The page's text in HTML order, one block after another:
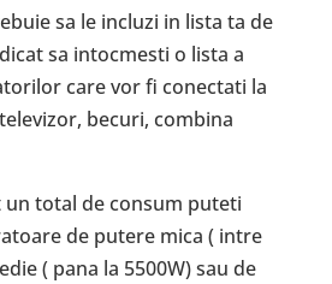
sa le incluzi in lista ta de
sa intocmesti o lista a
care vor fi conectati la
becuri, combina
un total de consum puteti
de putere mica ( intre
( pana la 5500W) sau de